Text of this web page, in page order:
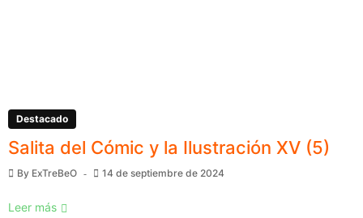
Destacado
Salita del Cómic y la Ilustración XV (5)
By ExTreBeO 14 de septiembre de 2024
Leer más